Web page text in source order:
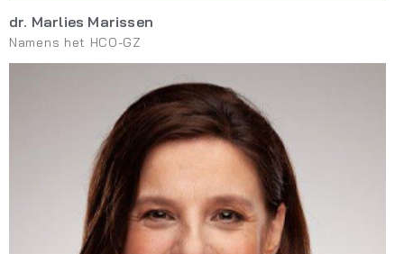
dr. Marlies Marissen
Namens het HCO-GZ